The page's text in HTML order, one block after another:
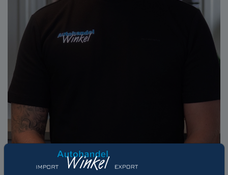
Inname / Verkoop